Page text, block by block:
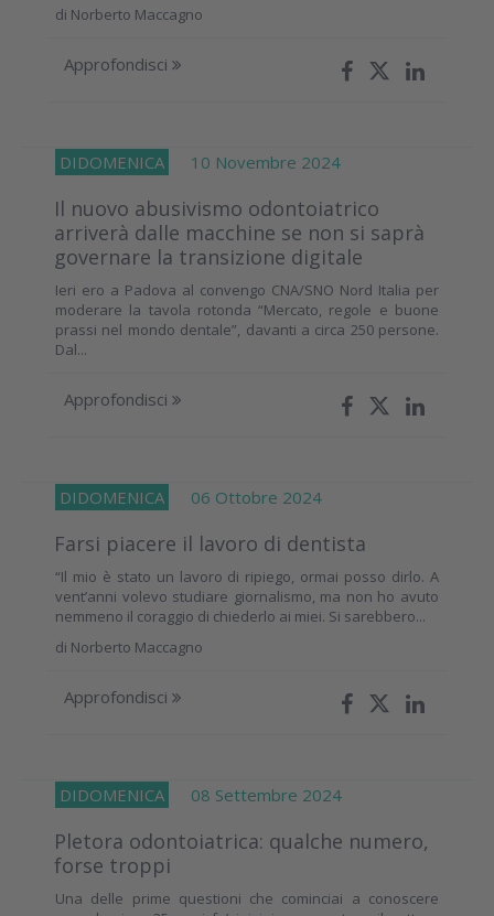
di Norberto Maccagno
Approfondisci
DIDOMENICA 10 Novembre 2024
Il nuovo abusivismo odontoiatrico
arriverà dalle macchine se non si saprà
governare la transizione digitale
Ieri ero a Padova al convengo CNA/SNO Nord Italia per
moderare la tavola rotonda “Mercato, regole e buone
prassi nel mondo dentale”, davanti a circa 250 persone.
Dal...
Approfondisci
DIDOMENICA 06 Ottobre 2024
Farsi piacere il lavoro di dentista
“Il mio è stato un lavoro di ripiego, ormai posso dirlo. A
vent’anni volevo studiare giornalismo, ma non ho avuto
nemmeno il coraggio di chiederlo ai miei. Si sarebbero...
di Norberto Maccagno
Approfondisci
DIDOMENICA 08 Settembre 2024
Pletora odontoiatrica: qualche numero,
forse troppi
Una delle prime questioni che cominciai a conoscere